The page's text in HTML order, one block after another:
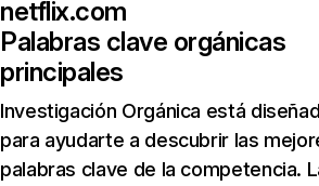
netflix.com
Palabras clave orgánicas
principales
Investigación Orgánica está
para ayudarte a descubrir las
palabras clave de la competencia.